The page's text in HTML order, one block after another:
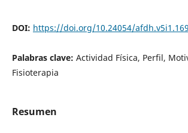
DOI: https://doi.org/10.24054/
Palabras clave: Actividad Física, Perfil,
Fisioterapia
Resumen